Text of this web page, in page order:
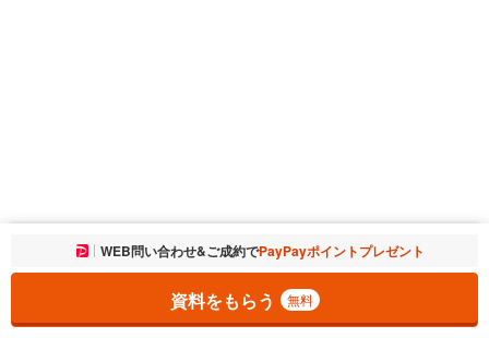
お気に入りに追加しました。 一覧を開く
WEB問い合わせ&ご成約でPayPayポイントプレゼント
資料をもらう 無料